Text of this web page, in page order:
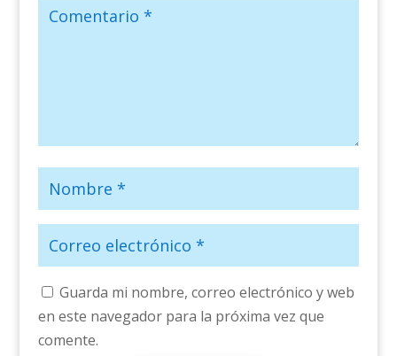
Guarda mi nombre, correo electrónico y web
en este navegador para la próxima vez que
comente.